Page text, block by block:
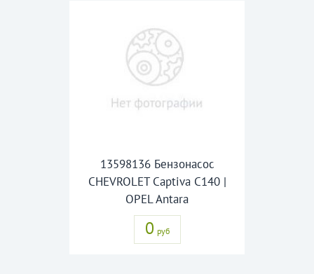
13598136 Бензонасос
CHEVROLET Captiva C140 |
OPEL Antara
0 руб